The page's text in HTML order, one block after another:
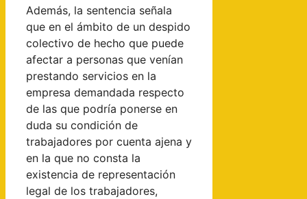
Además, la sentencia señala
que en el ámbito de un despido
colectivo de hecho que puede
afectar a personas que venían
prestando servicios en la
empresa demandada respecto
de las que podría ponerse en
duda su condición de
trabajadores por cuenta ajena y
en la que no consta la
existencia de representación
legal de los trabajadores,